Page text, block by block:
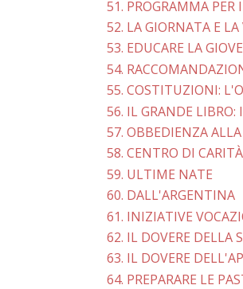
51. PROGRAMMA PER
52. LA GIORNATA E
53. EDUCARE LA
54.
55. COSTITUZIONI:
56. IL GRANDE LIBRO:
57. OBBEDIENZA
58. CENTRO DI CARITÀ
59. ULTIME NATE
60. DALL'ARGENTINA
61. INIZIATIVE
62. IL DOVERE DELLA
63. IL DOVERE
64. PREPARARE LE